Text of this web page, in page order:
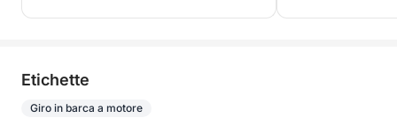
Etichette
Giro in barca a motore